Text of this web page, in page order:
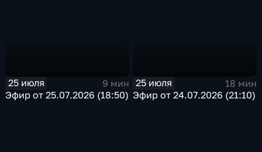
25 июля
9 мин
Эфир от 25.07.2026 (18:50)
25 июля
18 мин
Эфир от 24.07.2026 (21:10)